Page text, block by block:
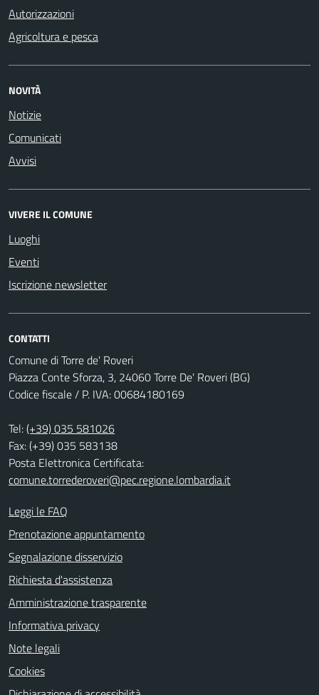
Autorizzazioni
Agricoltura e pesca
NOVITÀ
Notizie
Comunicati
Avvisi
VIVERE IL COMUNE
Luoghi
Eventi
Iscrizione newsletter
CONTATTI
Comune di Torre de' Roveri
Piazza Conte Sforza, 3, 24060 Torre De' Roveri (BG)
Codice fiscale / P. IVA: 00684180169
Tel:(+39) 035 581026
Fax: (+39) 035 583138
Posta Elettronica Certificata:
comune.torrederoveri@pec.regione.lombardia.it
Leggi le FAQ
Prenotazione appuntamento
Segnalazione disservizio
Richiesta d'assistenza
Amministrazione trasparente
Informativa privacy
Note legali
Cookies